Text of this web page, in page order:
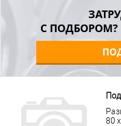
С ПОДБОРОМ?
80